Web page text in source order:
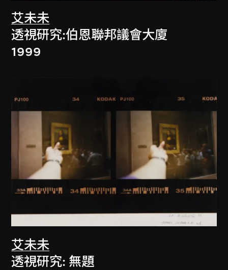
艾未未
透視研究:伯恩聯邦議會大廈
1999
艾未未
透視研究: 無題